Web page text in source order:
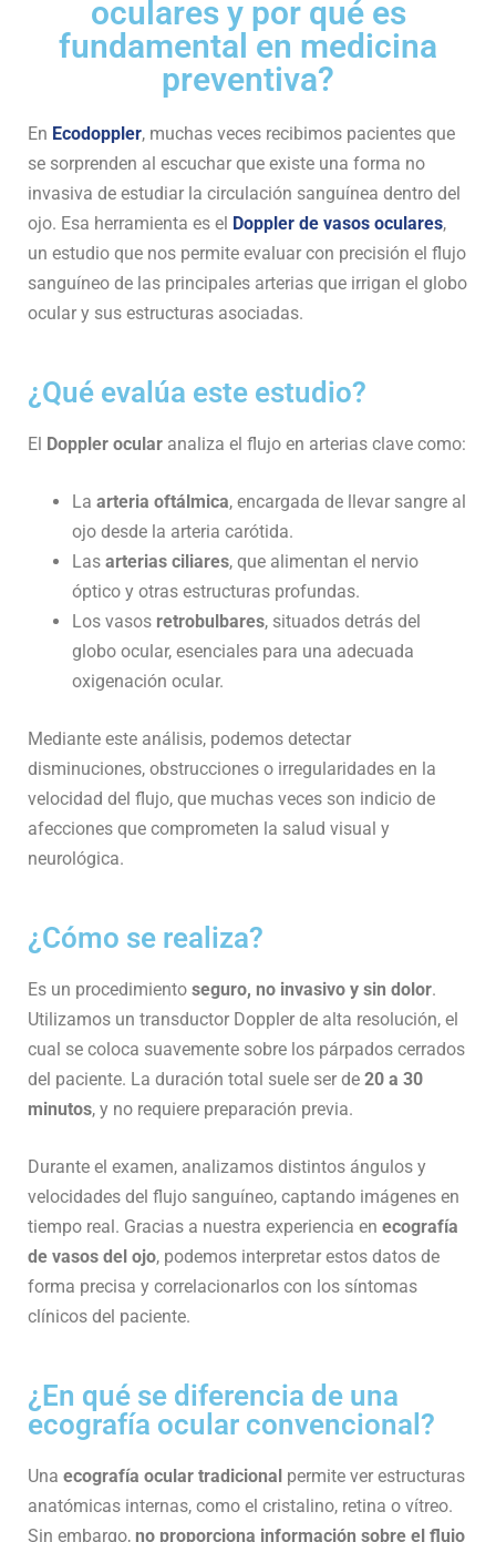
oculares y por qué es
fundamental en medicina
preventiva?
En Ecodoppler, muchas veces recibimos pacientes que
se sorprenden al escuchar que existe una forma no
invasiva de estudiar la circulación sanguínea dentro del
ojo. Esa herramienta es el Doppler de vasos oculares,
un estudio que nos permite evaluar con precisión el flujo
sanguíneo de las principales arterias que irrigan el globo
ocular y sus estructuras asociadas.
¿Qué evalúa este estudio?
El Doppler ocular analiza el flujo en arterias clave como:
La arteria oftálmica, encargada de llevar sangre al
ojo desde la arteria carótida.
Las arterias ciliares, que alimentan el nervio
óptico y otras estructuras profundas.
Los vasos retrobulbares, situados detrás del
globo ocular, esenciales para una adecuada
oxigenación ocular.
Mediante este análisis, podemos detectar
disminuciones, obstrucciones o irregularidades en la
velocidad del flujo, que muchas veces son indicio de
afecciones que comprometen la salud visual y
neurológica.
¿Cómo se realiza?
Es un procedimiento seguro, no invasivo y sin dolor.
Utilizamos un transductor Doppler de alta resolución, el
cual se coloca suavemente sobre los párpados cerrados
del paciente. La duración total suele ser de 20 a 30
minutos, y no requiere preparación previa.
Durante el examen, analizamos distintos ángulos y
velocidades del flujo sanguíneo, captando imágenes en
tiempo real. Gracias a nuestra experiencia en ecografía
de vasos del ojo, podemos interpretar estos datos de
forma precisa y correlacionarlos con los síntomas
clínicos del paciente.
¿En qué se diferencia de una
ecografía ocular convencional?
Una ecografía ocular tradicional permite ver estructuras
anatómicas internas, como el cristalino, retina o vítreo.
Sin embargo, no proporciona información sobre el flujo